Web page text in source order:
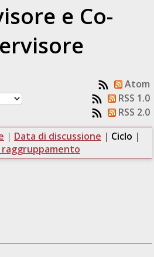
e Co-
Atom
RSS 1.0
RSS 2.0
| Data di discussione | Ciclo |
raggruppamento